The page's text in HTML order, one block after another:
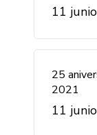
11
25
2021
11